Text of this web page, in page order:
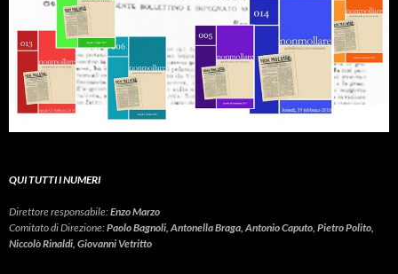
QUI TUTTI I NUMERI
Direttore responsabile:Enzo Marzo
Comitato di Direzione:Paolo Bagnoli, Antonella Braga, Antonio Caputo, Pietro Polito,
Niccolò Rinaldi, Giovanni Vetritto